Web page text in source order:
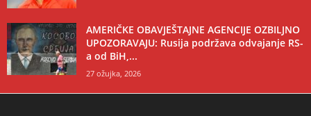
AMERIČKE OBAVJEŠTAJNE AGENCIJE OZBILJNO
UPOZORAVAJU: Rusija podržava odvajanje RS-
a od BiH,...
27 ožujka, 2026